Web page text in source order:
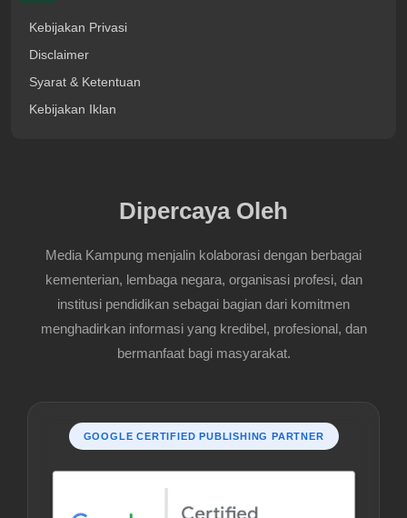
Kebijakan Privasi
Disclaimer
Syarat & Ketentuan
Kebijakan Iklan
Dipercaya Oleh
Media Kampung menjalin kolaborasi dengan berbagai
kementerian, lembaga negara, organisasi profesi, dan
institusi pendidikan sebagai bagian dari komitmen
menghadirkan informasi yang kredibel, profesional, dan
bermanfaat bagi masyarakat.
GOOGLE CERTIFIED PUBLISHING PARTNER